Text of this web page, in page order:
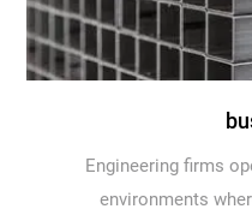
Engineering firms
environments